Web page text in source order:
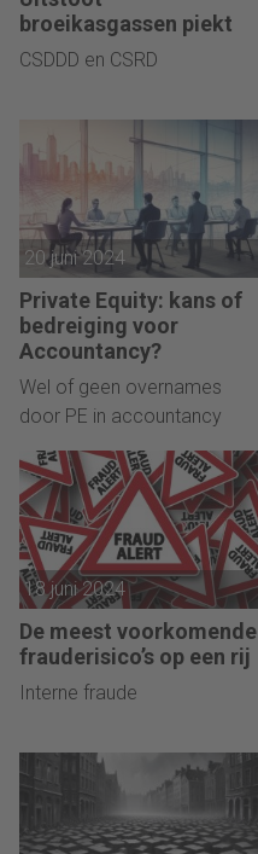
broeikasgassen piekt
CSDDD en CSRD
20 juni 2024
Private Equity: kans of
bedreiging voor
Accountancy?
Wel of geen overnames
door PE in accountancy
18 juni 2024
De meest voorkomende
frauderisico’s op een rij
Interne fraude